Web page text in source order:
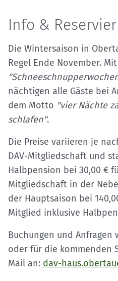
Info &
Die Wintersaison in
Regel Ende November.
nächtigen alle Gäste bei
dem Motto "vier Nächte
schlafen".
Die Preise variieren je
DAV-Mitgliedschaft und
Halbpension bei 30,00 €
Mitgliedschaft in der
der Hauptsaison bei
Mitglied inklusive
Buchungen und Anfragen
oder für die kommenden
Mail an: dav-